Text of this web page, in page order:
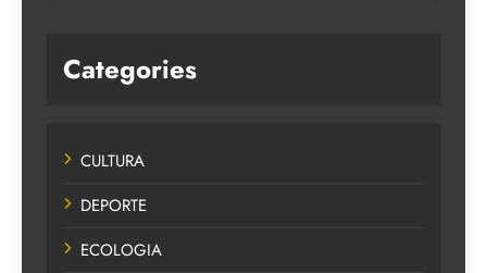
Categories
CULTURA
DEPORTE
ECOLOGIA